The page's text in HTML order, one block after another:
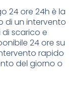
24 ore 24h è la
di un intervento
scarico e
24 ore su
rapido
del giorno o